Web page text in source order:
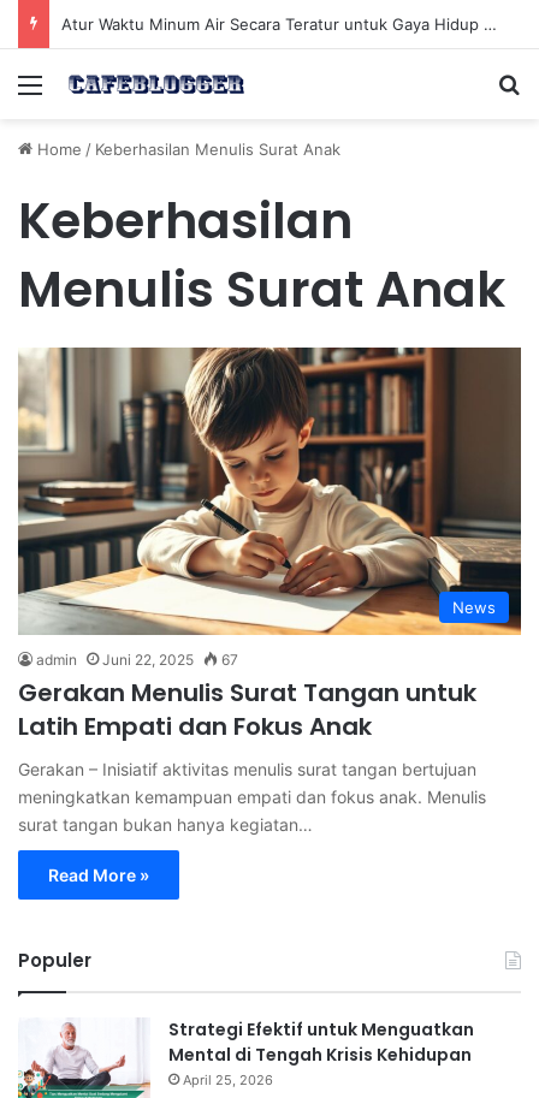
Atur Waktu Minum Air Secara Teratur untuk Gaya Hidup Sehat Sepanjang Hari
Menu
Home / Keberhasilan Menulis Surat Anak
Keberhasilan
Menulis Surat Anak
News
admin Juni 22, 2025 67
Gerakan Menulis Surat Tangan untuk
Latih Empati dan Fokus Anak
Gerakan – Inisiatif aktivitas menulis surat tangan bertujuan
meningkatkan kemampuan empati dan fokus anak. Menulis
surat tangan bukan hanya kegiatan…
Read More »
Populer
Strategi Efektif untuk Menguatkan
Mental di Tengah Krisis Kehidupan
April 25, 2026